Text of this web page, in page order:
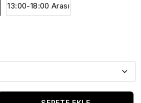
13:00-18:00 Arası